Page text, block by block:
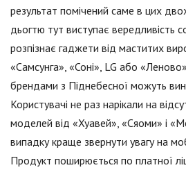
результат помічений саме в цих
дьогтю тут виступає вередливість
розпізнає гаджети від маститих
«Самсунга», «Соні», LG або
брендами з Піднебесної можуть
Користувачі не раз нарікали на
моделей від «Хуавей», «Сяоми» і
випадку краще звернути увагу на
Продукт поширюється по платної